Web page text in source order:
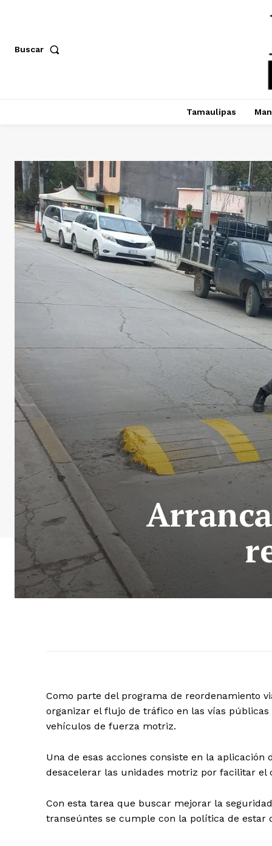
Buscar
Tamaulipas
Como parte del programa de reordenamiento
organizar el flujo de tráfico en las vías
vehículos de fuerza motriz.
Una de esas acciones consiste en la
desacelerar las unidades motriz por facilitar
Con esta tarea que buscar mejorar la
transeúntes se cumple con la política de estar